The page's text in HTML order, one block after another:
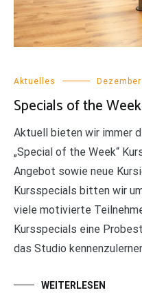
Aktuelles
Specials of the Week
Aktuell bieten wir immer
„Special of the Week“
Angebot sowie neue
Kursspecials bitten wir
viele motivierte
Kursspecials eine
das Studio
WEITERLESEN